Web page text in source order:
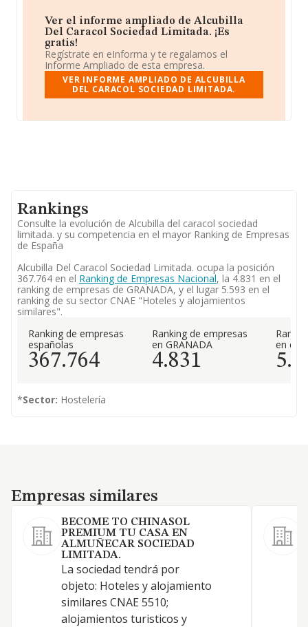
Ver el informe ampliado de Alcubilla
Del Caracol Sociedad Limitada. ¡Es
gratis!
Regístrate en eInforma y te regalamos el
Informe Ampliado de esta empresa.
VER INFORME AMPLIADO DE ALCUBILLA
DEL CARACOL SOCIEDAD LIMITADA.
Rankings
Consulte la evolución de Alcubilla del caracol sociedad
limitada. y su competencia en el mayor Ranking de Empresas
de España
Alcubilla Del Caracol Sociedad Limitada. ocupa la posición
367.764 en el Ranking de Empresas Nacional, la 4.831 en el
ranking de empresas de GRANADA, y el lugar 5.593 en el
ranking de su sector CNAE "Hoteles y alojamientos
similares".
Ranking de empresas
españolas
367.764
Ranking de empresas
en GRANADA
4.831
en el
*Sector: Hostelería
Empresas similares
Empresas similares
BECOME TO CHINASOL
PREMIUM TU CASA EN
ALMUÑECAR SOCIEDAD
LIMITADA.
La sociedad tendrá por
objeto: Hoteles y alojamiento
similares CNAE 5510;
alojamientos turisticos y